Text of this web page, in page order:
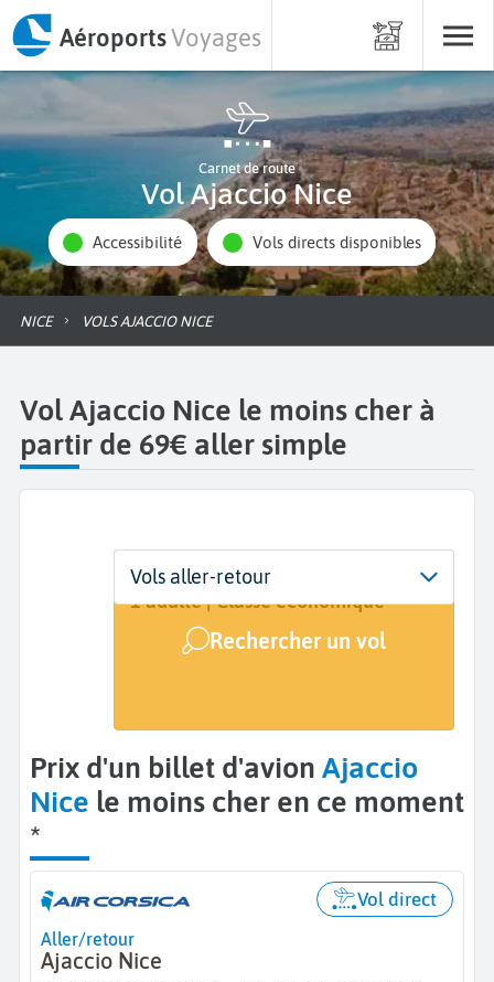
AéroportsVoyages
Carnet de route
Vol Ajaccio Nice
Accessibilité Vols directs disponibles
NICE VOLS AJACCIO NICE
Vol Ajaccio Nice le moins cher à
partir de 69€ aller simple
Départ
Ajaccio (AJA)
Dates
5 nov. - 12 nov.
Voyageurs | Classe
1 adulte | Classe économique
Rechercher un vol
Vols aller-retour
Prix d'un billet d'avion Ajaccio
Nice le moins cher en ce moment
*
Aller/retour
Ajaccio Nice
Vol direct